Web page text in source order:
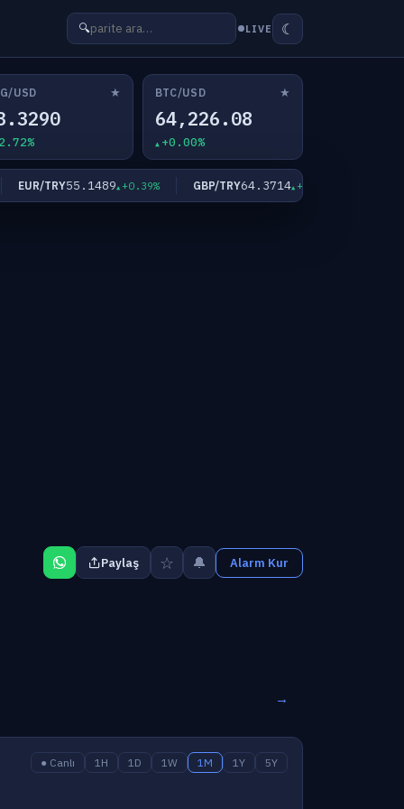
🔍 LIVE ☾
USD ★ BTC/USD ★
64,226.08
+0.00%
TRY55.1489 +0.39% GBP/TRY64.3714 +0.35%
Paylaş ☆ 🔔 Alarm Kur
→
● Canlı 1H 1D 1W 1M 1Y 5Y